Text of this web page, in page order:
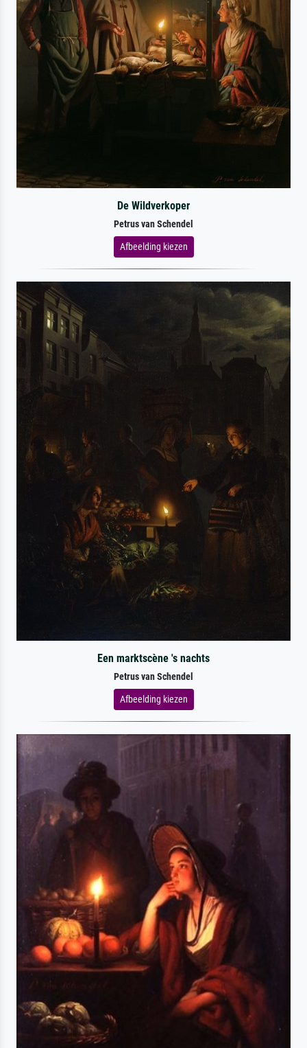
De Wildverkoper
Petrus van Schendel
Afbeelding kiezen
Een marktscène 's nachts
Petrus van Schendel
Afbeelding kiezen